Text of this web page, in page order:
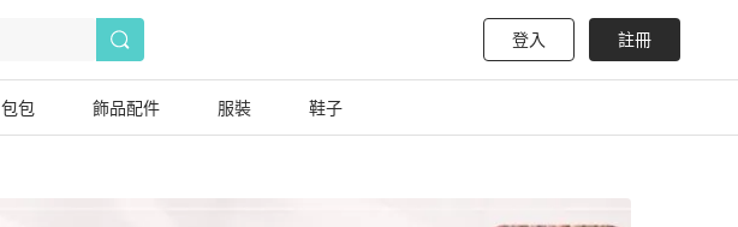
登入 註冊
包包 飾品配件 服裝 鞋子